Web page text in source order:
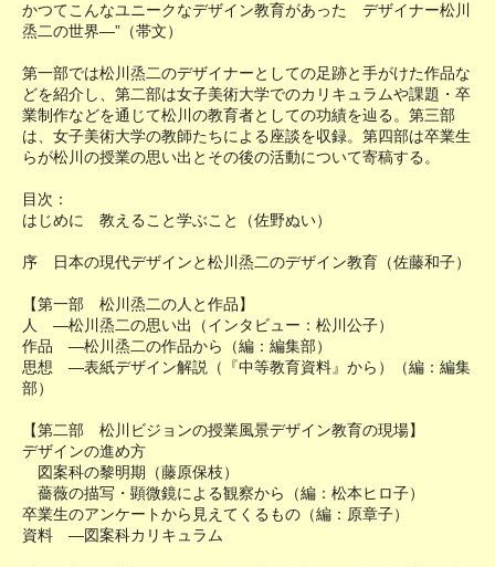
かつてこんなユニークなデザイン教育があった デザイナー松川
烝二の世界―”（帯文）
第一部では松川烝二のデザイナーとしての足跡と手がけた作品な
どを紹介し、第二部は女子美術大学でのカリキュラムや課題・卒
業制作などを通じて松川の教育者としての功績を辿る。第三部
は、女子美術大学の教師たちによる座談を収録。第四部は卒業生
らが松川の授業の思い出とその後の活動について寄稿する。
目次：
はじめに 教えること学ぶこと（佐野ぬい）
序 日本の現代デザインと松川烝二のデザイン教育（佐藤和子）
【第一部 松川烝二の人と作品】
人 ―松川烝二の思い出（インタビュー：松川公子）
作品 ―松川烝二の作品から（編：編集部）
思想 ―表紙デザイン解説（『中等教育資料』から）（編：編集
部）
【第二部 松川ビジョンの授業風景デザイン教育の現場】
デザインの進め方
図案科の黎明期（藤原保枝）
薔薇の描写・顕微鏡による観察から（編：松本ヒロ子）
卒業生のアンケートから見えてくるもの（編：原章子）
資料 ―図案科カリキュラム